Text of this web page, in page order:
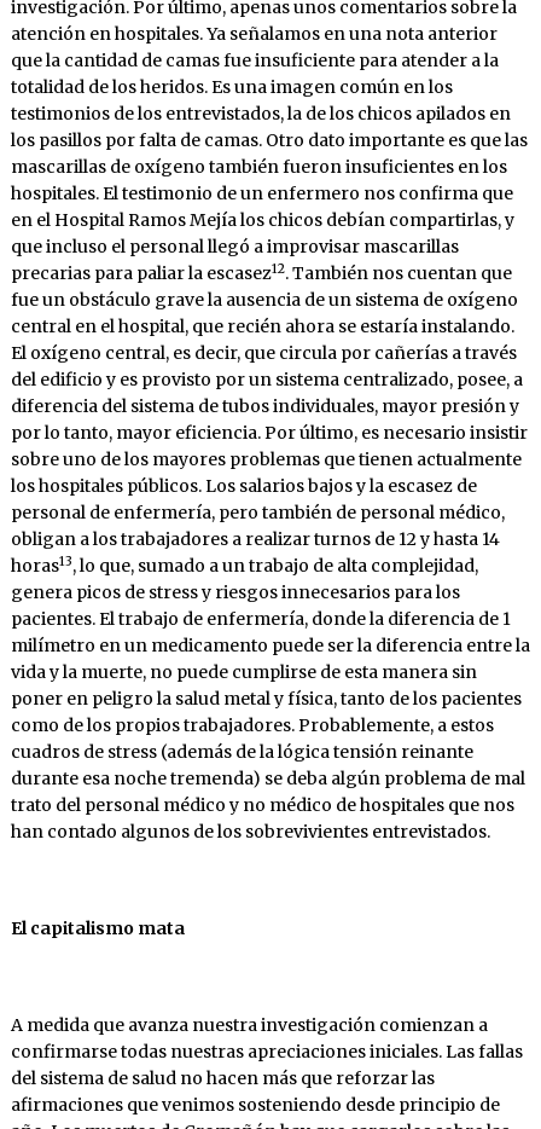
investigación. Por último, apenas unos comentarios sobre la
atención en hospitales. Ya señalamos en una nota anterior
que la cantidad de camas fue insuficiente para atender a la
totalidad de los heridos. Es una imagen común en los
testimonios de los entrevistados, la de los chicos apilados en
los pasillos por falta de camas. Otro dato importante es que las
mascarillas de oxígeno también fueron insuficientes en los
hospitales. El testimonio de un enfermero nos confirma que
en el Hospital Ramos Mejía los chicos debían compartirlas, y
que incluso el personal llegó a improvisar mascarillas
precarias para paliar la escasez12. También nos cuentan que
fue un obstáculo grave la ausencia de un sistema de oxígeno
central en el hospital, que recién ahora se estaría instalando.
El oxígeno central, es decir, que circula por cañerías a través
del edificio y es provisto por un sistema centralizado, posee, a
diferencia del sistema de tubos individuales, mayor presión y
por lo tanto, mayor eficiencia. Por último, es necesario insistir
sobre uno de los mayores problemas que tienen actualmente
los hospitales públicos. Los salarios bajos y la escasez de
personal de enfermería, pero también de personal médico,
obligan a los trabajadores a realizar turnos de 12 y hasta 14
horas13, lo que, sumado a un trabajo de alta complejidad,
genera picos de stress y riesgos innecesarios para los
pacientes. El trabajo de enfermería, donde la diferencia de 1
milímetro en un medicamento puede ser la diferencia entre la
vida y la muerte, no puede cumplirse de esta manera sin
poner en peligro la salud metal y física, tanto de los pacientes
como de los propios trabajadores. Probablemente, a estos
cuadros de stress (además de la lógica tensión reinante
durante esa noche tremenda) se deba algún problema de mal
trato del personal médico y no médico de hospitales que nos
han contado algunos de los sobrevivientes entrevistados.
El capitalismo mata
A medida que avanza nuestra investigación comienzan a
confirmarse todas nuestras apreciaciones iniciales. Las fallas
del sistema de salud no hacen más que reforzar las
afirmaciones que venimos sosteniendo desde principio de